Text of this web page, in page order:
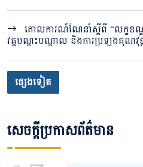
វគ្គបណ្តុះបណ្តាល និងការប្រឡងគុណវុឌ្ឍិ
វិស័យបរធនបាលកិច្ច”
ផ្សេងទៀត
សេចក្តីប្រកាសព័ត៌មាន